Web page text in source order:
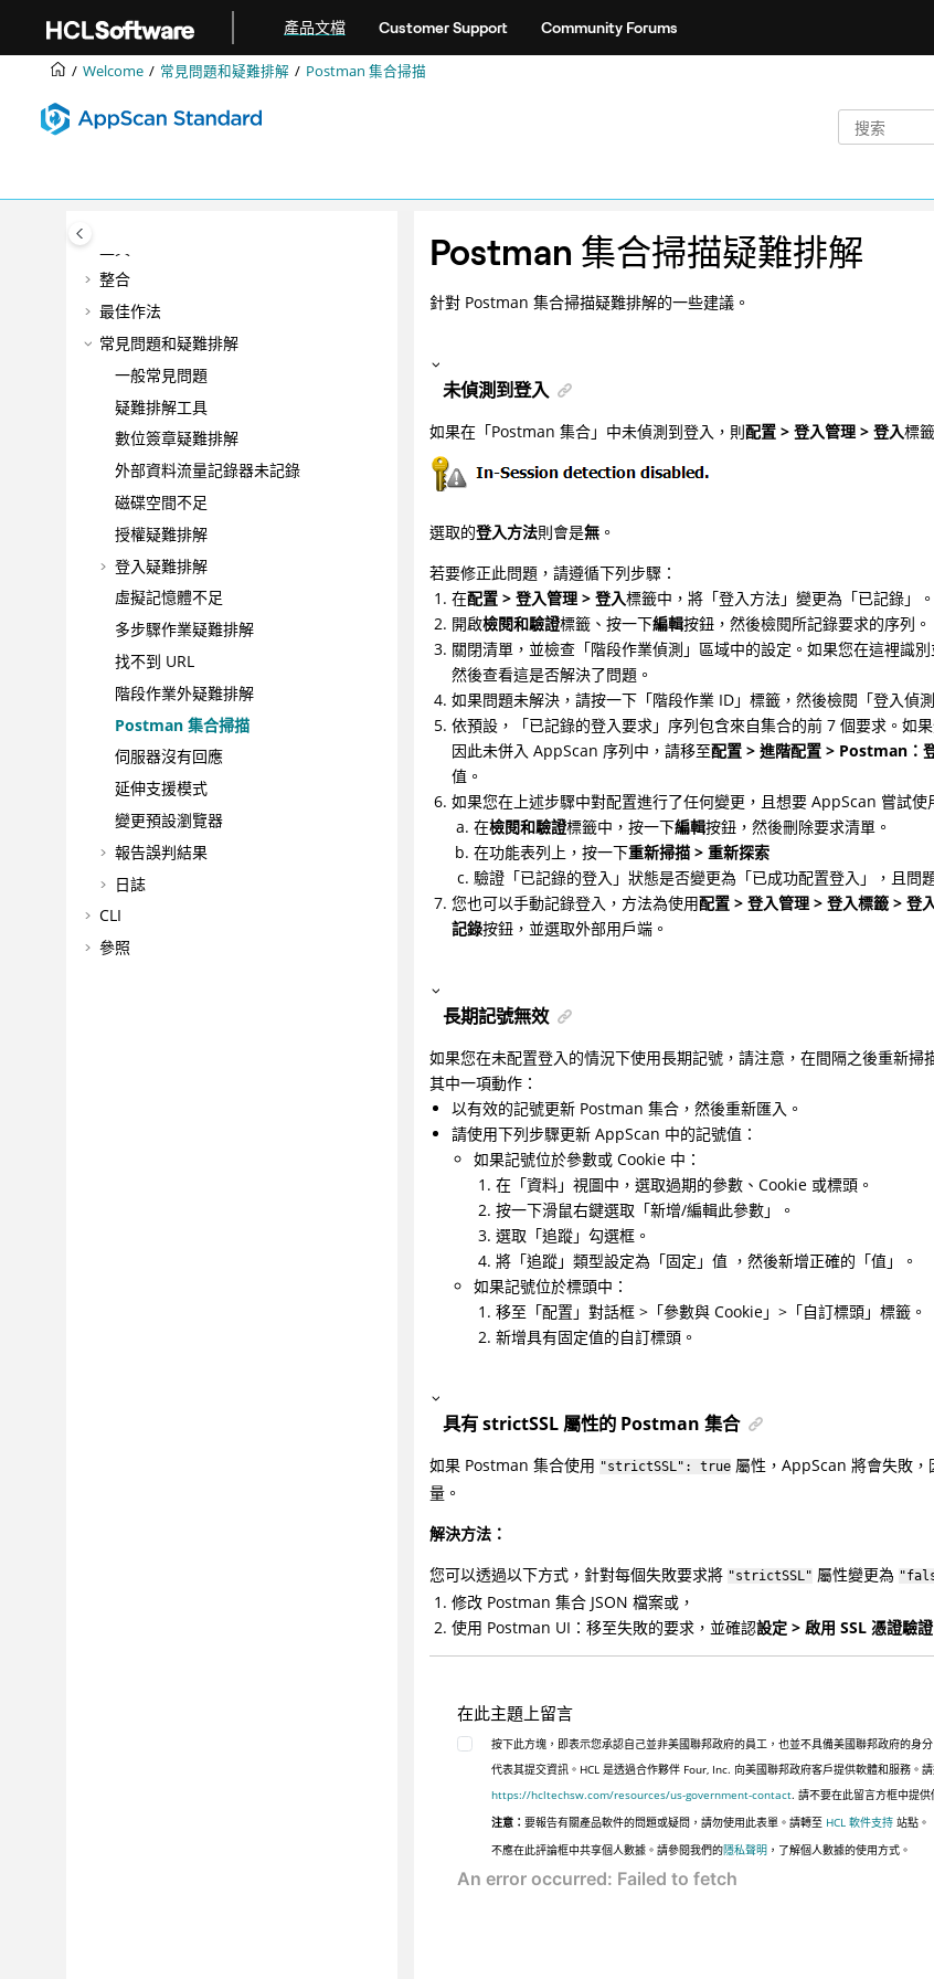
產品文檔 Customer Support Community Forums
Welcome 常見問題和疑難排解 Postman 集合掃描
配置
智慧型發現項目分析 (IFA)
正在掃描
整合
最佳作法
常見問題和疑難排解
一般常見問題
疑難排解工具
數位簽章疑難排解
外部資料流量記錄器未記錄
磁碟空間不足
授權疑難排解
登入疑難排解
虛擬記憶體不足
多步驟作業疑難排解
找不到 URL
階段作業外疑難排解
Postman 集合掃描
伺服器沒有回應
延伸支援模式
變更預設瀏覽器
報告誤判結果
日誌
CLI
參照
Postman 集合掃描疑難排解
針對 Postman 集合掃描疑難排解的一些建議。
未偵測到登入
如果在「Postman 集合」中未偵測到登入，則配置 > 登入管理 > 登入標
選取的登入方法則會是無 。
若要修正此問題，請遵循下列步驟：
在配置 > 登入管理 > 登入標籤中，將「登入方法」變更為「已記錄」。
開啟檢閱和驗證標籤、按一下編輯按鈕，然後檢閱所記錄要求的序列。
關閉清單，並檢查「階段作業偵測」區域中的設定。如果您在這裡識
然後查看這是否解決了問題。
如果問題未解決，請按一下「階段作業 ID」標籤，然後檢閱「登入偵
依預設，「已記錄的登入要求」序列包含來自集合的前 7 個要求。如
因此未併入 AppScan 序列中，請移至配置 > 進階配置 > Postman：
值。
如果您在上述步驟中對配置進行了任何變更，且想要 AppScan 嘗試使
在檢閱和驗證標籤中，按一下編輯按鈕，然後刪除要求清單。
在功能表列上，按一下重新掃描 > 重新探索
驗證「已記錄的登入」狀態是否變更為「已成功配置登入」，且問
您也可以手動記錄登入，方法為使用配置 > 登入管理 > 登入標籤 > 登
記錄按鈕，並選取外部用戶端。
長期記號無效
如果您在未配置登入的情況下使用長期記號，請注意，在間隔之後重新掃
其中一項動作：
以有效的記號更新 Postman 集合，然後重新匯入。
請使用下列步驟更新 AppScan 中的記號值：
如果記號位於參數或 Cookie 中：
在「資料」視圖中，選取過期的參數、Cookie 或標頭。
按一下滑鼠右鍵選取「新增/編輯此參數」。
選取「追蹤」勾選框。
將「追蹤」類型設定為「固定」值 ，然後新增正確的「值」。
如果記號位於標頭中：
移至「配置」對話框 >「參數與 Cookie」>「自訂標頭」標籤。
新增具有固定值的自訂標頭。
具有 strictSSL 屬性的 Postman 集合
如果 Postman 集合使用 "strictSSL": true 屬性，AppScan 將會失敗
量。
解決方法：
您可以透過以下方式，針對每個失敗要求將 "strictSSL" 屬性變更為
修改 Postman 集合 JSON 檔案或，
使用 Postman UI：移至失敗的要求，並確認設定 > 啟用 SSL 憑證驗證
在此主題上留言
按下此方塊，即表示您承認自己並非美國聯邦政府的員工，也並不具備美國聯邦政府的身
代表其提交資訊。HCL 是透過合作夥伴 Four, Inc. 向美國聯邦政府客戶提供軟體和服務。
https://hcltechsw.com/resources/us-government-contact. 請不要在此留言方框中提供
注意：要報告有關產品軟件的問題或疑問，請勿使用此表單。請轉至 HCL 軟件支持 站點。
不應在此評論框中共享個人數據。請參閱我們的隱私聲明 ，了解個人數據的使用方式。